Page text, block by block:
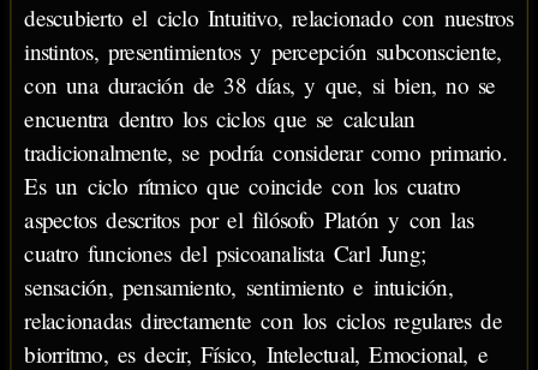
descubierto el ciclo Intuitivo, relacionado con nuestros
instintos, presentimientos y percepción subconsciente,
con una duración de 38 días, y que, si bien, no se
encuentra dentro los ciclos que se calculan
tradicionalmente, se podría considerar como primario.
Es un ciclo rítmico que coincide con los cuatro
aspectos descritos por el filósofo Platón y con las
cuatro funciones del psicoanalista Carl Jung;
sensación, pensamiento, sentimiento e intuición,
relacionadas directamente con los ciclos regulares de
biorritmo, es decir, Físico, Intelectual, Emocional, e